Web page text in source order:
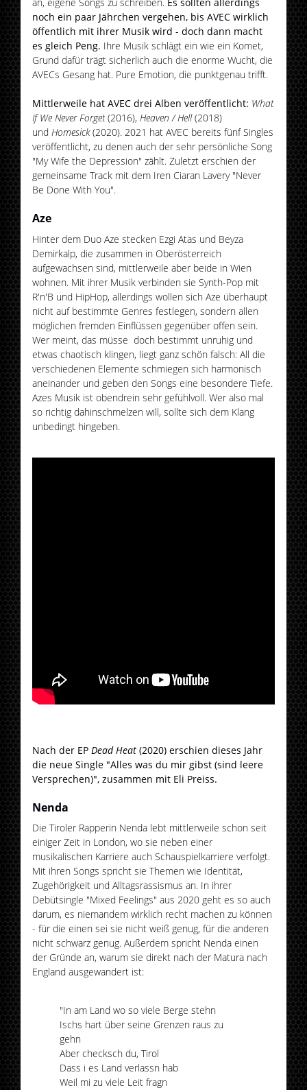
an, eigene Songs zu schreiben. Es sollten allerdings
noch ein paar Jährchen vergehen, bis AVEC wirklich
öffentlich mit ihrer Musik wird - doch dann macht
es gleich Peng. Ihre Musik schlägt ein wie ein Komet,
Grund dafür trägt sicherlich auch die enorme Wucht, die
AVECs Gesang hat. Pure Emotion, die punktgenau trifft.
Mittlerweile hat AVEC drei Alben veröffentlicht: What
If We Never Forget(2016),Heaven / Hell(2018)
undHomesick(2020). 2021 hat AVEC bereits fünf Singles
veröffentlicht, zu denen auch der sehr persönliche Song
"My Wife the Depression" zählt. Zuletzt erschien der
gemeinsame Track mit dem Iren Ciaran Lavery "Never
Be Done With You".
Aze
Hinter dem Duo Aze stecken Ezgi Atas und Beyza
Demirkalp, die zusammen in Oberösterreich
aufgewachsen sind, mittlerweile aber beide in Wien
wohnen. Mit ihrer Musik verbinden sie Synth-Pop mit
R'n'B und HipHop, allerdings wollen sich Aze überhaupt
nicht auf bestimmte Genres festlegen, sondern allen
möglichen fremden Einflüssen gegenüber offen sein.
Wer meint, das müsse doch bestimmt unruhig und
etwas chaotisch klingen, liegt ganz schön falsch: All die
verschiedenen Elemente schmiegen sich harmonisch
aneinander und geben den Songs eine besondere Tiefe.
Azes Musik ist obendrein sehr gefühlvoll. Wer also mal
so richtig dahinschmelzen will, sollte sich dem Klang
unbedingt hingeben.
Nach der EP Dead Heat (2020) erschien dieses Jahr
die neue Single "Alles was du mir gibst (sind leere
Versprechen)", zusammen mit Eli Preiss.
Nenda
Die Tiroler Rapperin Nenda lebt mittlerweile schon seit
einiger Zeit in London, wo sie neben einer
musikalischen Karriere auch Schauspielkarriere verfolgt.
Mit ihren Songs spricht sie Themen wie Identität,
Zugehörigkeit und Alltagsrassismus an. In ihrer
Debütsingle "Mixed Feelings" aus 2020 geht es so auch
darum, es niemandem wirklich recht machen zu können
- für die einen sei sie nicht weiß genug, für die anderen
nicht schwarz genug. Außerdem spricht Nenda einen
der Gründe an, warum sie direkt nach der Matura nach
England ausgewandert ist:
"In am Land wo so viele Berge stehn
Ischs hart über seine Grenzen raus zu
gehn
Aber checksch du, Tirol
Dass i es Land verlassn hab
Weil mi zu viele Leit fragn